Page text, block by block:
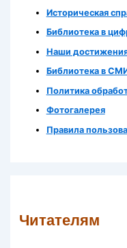
Историческая
Библиотека в
Наши
Библиотека в
Политика
Фотогалерея
Правила
Читателям